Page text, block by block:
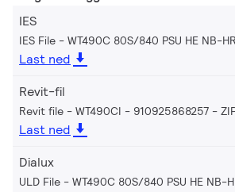
IES
IES File - WT490C 80S/840 PSU HE NB-
Last ned
Revit-fil
Revit file - WT490CI - 910925868257
Last ned
Dialux
ULD File - WT490C 80S/840 PSU HE NB-